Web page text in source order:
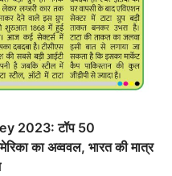
2023: टॉप 50
का अव्ववल, भारत की मात्र